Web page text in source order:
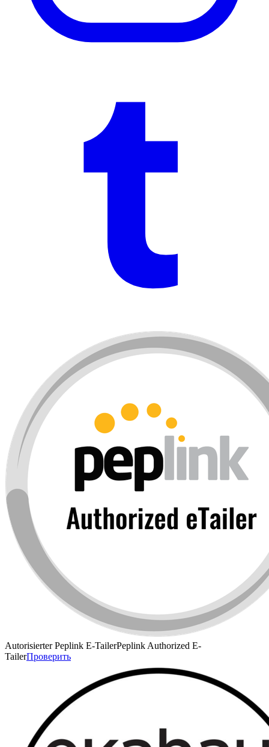
Autorisierter Peplink E-TailerPeplink Authorized E-
TailerПроверить